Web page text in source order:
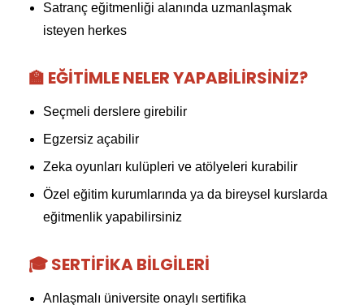
Satranç eğitmenliği alanında uzmanlaşmak
isteyen herkes
🏫 EĞITIMLE NELER YAPABILIRSINIZ?
Seçmeli derslere girebilir
Egzersiz açabilir
Zeka oyunları kulüpleri ve atölyeleri kurabilir
Özel eğitim kurumlarında ya da bireysel kurslarda
eğitmenlik yapabilirsiniz
🎓 SERTIFIKA BILGILERI
Anlaşmalı üniversite onaylı sertifika